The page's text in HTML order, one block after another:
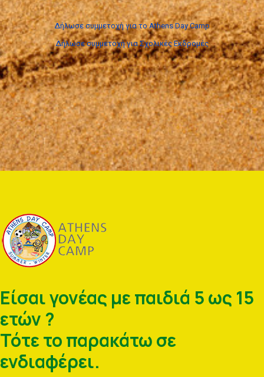
Δήλωσε συμμετοχή για το Athens Day Camp
Δήλωσε συμμετοχή για Σχολικές Εκδρομές
Είσαι γονέας με παιδιά 5 ως 15
ετών ?
Τότε το παρακάτω σε
ενδιαφέρει.